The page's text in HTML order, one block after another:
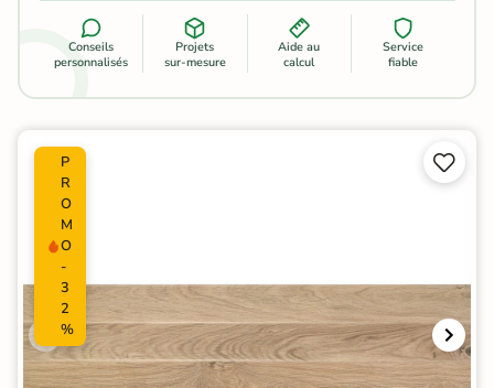
Conseils
personnalisés
Projets
sur-mesure
Aide au
calcul
Service
fiable
P
R
O
M
O
-
3
2
%

